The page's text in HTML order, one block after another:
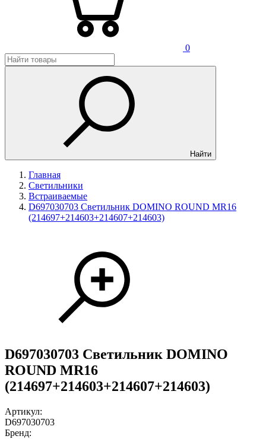
0
Найти
Главная
Светильники
Встраиваемые
D697030703 Светильник DOMINO ROUND МR16
(214697+214603+214607+214603)
D697030703 Светильник DOMINO
ROUND МR16
(214697+214603+214607+214603)
Артикул:
D697030703
Бренд: